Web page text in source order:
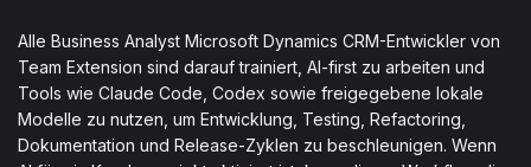
Alle Business Analyst Microsoft Dynamics CRM-Entwickler von
Team Extension sind darauf trainiert, AI-first zu arbeiten und
Tools wie Claude Code, Codex sowie freigegebene lokale
Modelle zu nutzen, um Entwicklung, Testing, Refactoring,
Dokumentation und Release-Zyklen zu beschleunigen. Wenn